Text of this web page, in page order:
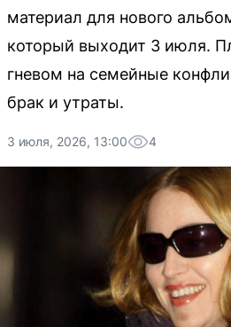
материал для нового
который выходит 3 июля.
гневом на семейные
брак и утраты.
3 июля, 2026, 13:00 4